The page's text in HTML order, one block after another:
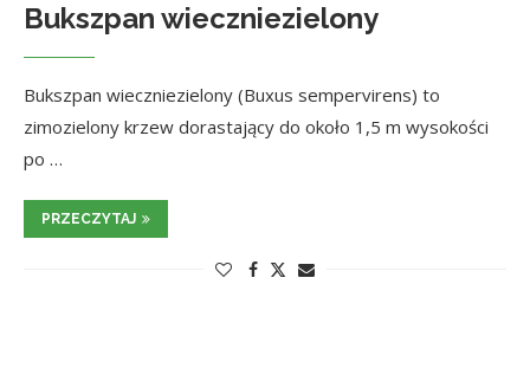
Bukszpan wieczniezielony
Bukszpan wieczniezielony (Buxus sempervirens) to
zimozielony krzew dorastający do około 1,5 m wysokości
po …
PRZECZYTAJ